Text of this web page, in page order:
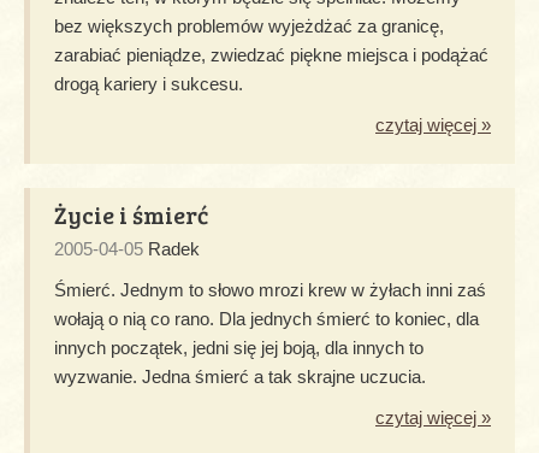
bez większych problemów wyjeżdżać za granicę,
zarabiać pieniądze, zwiedzać piękne miejsca i podążać
drogą kariery i sukcesu.
czytaj więcej »
Życie i śmierć
2005-04-05 Radek
Śmierć. Jednym to słowo mrozi krew w żyłach inni zaś
wołają o nią co rano. Dla jednych śmierć to koniec, dla
innych początek, jedni się jej boją, dla innych to
wyzwanie. Jedna śmierć a tak skrajne uczucia.
czytaj więcej »